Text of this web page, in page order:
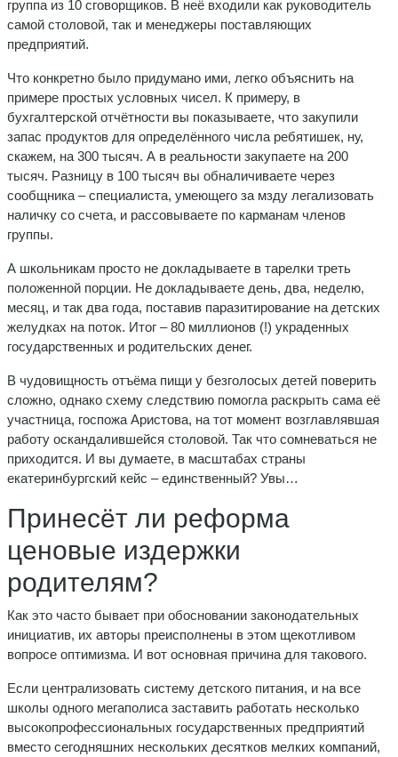
группа из 10 сговорщиков. В неё входили как руководитель
самой столовой, так и менеджеры поставляющих
предприятий.
Что конкретно было придумано ими, легко объяснить на
примере простых условных чисел. К примеру, в
бухгалтерской отчётности вы показываете, что закупили
запас продуктов для определённого числа ребятишек, ну,
скажем, на 300 тысяч. А в реальности закупаете на 200
тысяч. Разницу в 100 тысяч вы обналичиваете через
сообщника – специалиста, умеющего за мзду легализовать
наличку со счета, и рассовываете по карманам членов
группы.
А школьникам просто не докладываете в тарелки треть
положенной порции. Не докладываете день, два, неделю,
месяц, и так два года, поставив паразитирование на детских
желудках на поток. Итог – 80 миллионов (!) украденных
государственных и родительских денег.
В чудовищность отъёма пищи у безголосых детей поверить
сложно, однако схему следствию помогла раскрыть сама её
участница, госпожа Аристова, на тот момент возглавлявшая
работу оскандалившейся столовой. Так что сомневаться не
приходится. И вы думаете, в масштабах страны
екатеринбургский кейс – единственный? Увы…
Принесёт ли реформа
ценовые издержки
родителям?
Как это часто бывает при обосновании законодательных
инициатив, их авторы преисполнены в этом щекотливом
вопросе оптимизма. И вот основная причина для такового.
Если централизовать систему детского питания, и на все
школы одного мегаполиса заставить работать несколько
высокопрофессиональных государственных предприятий
вместо сегодняшних нескольких десятков мелких компаний,